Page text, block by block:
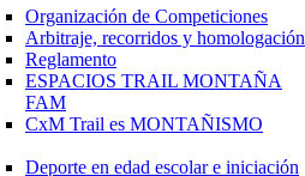
Organización de Competiciones
Arbitraje, recorridos y homologación
Reglamento
ESPACIOS TRAIL MONTAÑA
FAM
CxM Trail es MONTAÑISMO
Deporte en edad escolar e iniciación